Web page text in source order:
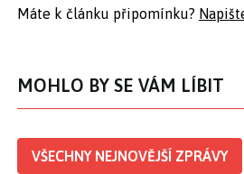
Máte k článku připomínku?
MOHLO BY SE VÁM LÍBIT
VŠECHNY NEJNOVĚJŠÍ ZPRÁVY